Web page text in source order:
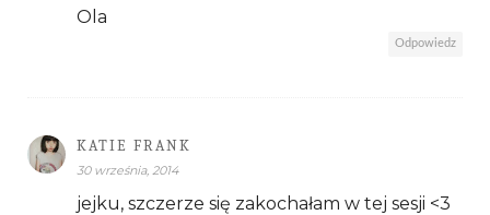
Ola
Odpowiedz
KATIE FRANK
30 września, 2014
jejku, szczerze się zakochałam w tej sesji <3